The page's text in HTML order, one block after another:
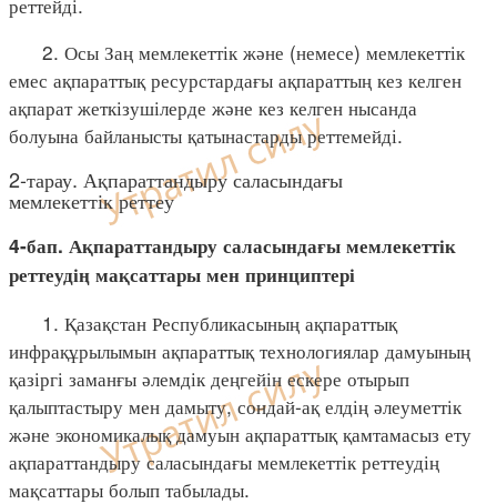
2. Осы Заң мемлекеттік және (немесе) мемлекеттік
емес ақпараттық ресурстардағы ақпараттың кез келген
ақпарат жеткізушілерде және кез келген нысанда
болуына байланысты қатынастарды реттемейді.
2-тарау. Ақпараттандыру саласындағы
мемлекеттік реттеу
4-бап. Ақпараттандыру саласындағы мемлекеттік
реттеудің мақсаттары мен принциптері
1. Қазақстан Республикасының ақпараттық
инфрақұрылымын ақпараттық технологиялар дамуының
қазіргі заманғы әлемдік деңгейін ескере отырып
қалыптастыру мен дамыту, сондай-ақ елдің әлеуметтік
және экономикалық дамуын ақпараттық қамтамасыз ету
ақпараттандыру саласындағы мемлекеттік реттеудің
мақсаттары болып табылады.